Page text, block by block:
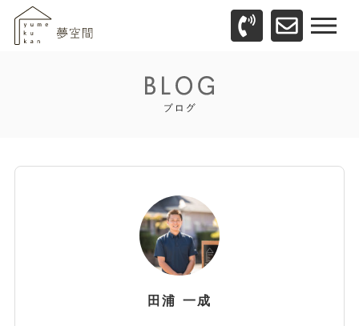
田浦 一成